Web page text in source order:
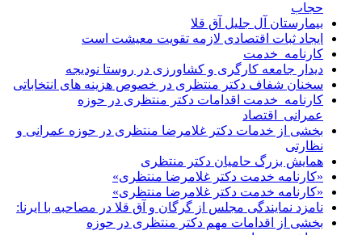
حجاب
بیمارستان آل جلیل آق قلا
ایجاد ثبات اقتصادی لازمه تقویت معیشت است
کارنامه_خدمت
دیدار جامعه کارگری و کشاورزی در روستا نودیجه
سخنان شفاف دکتر منتظری در خصوص هزینه های انتخاباتی
کارنامه_خدمت اقدامات دکتر منتظری در حوزه
عمرانی_اقتصاد
بخشی از خدمات دکتر غلامرضا منتظری در حوزه عمرانی و
نظارتی
همایش بزرگ حامیان دکتر منتظری
«کارنامه خدمت دکتر غلامرضا منتظری»
«کارنامه خدمت دکتر غلامرضا منتظری»
نامزد نمایندگی مجلس از گرگان و آق قلا در مصاحبه با ایرنا:
بخشی از اقدامات مهم دکتر منتظری در حوزه